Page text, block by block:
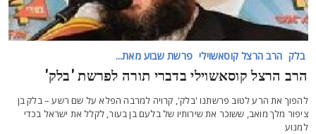
בלק הרב הרצל קוסאשוילי פרשת שבוע מאת...
הרצל קוסאשוילי בדברי תורה לפרשת 'בלק'
את הרע לטוב פרשתנו 'בלק', קרויה למרבה הפלא על שם רשע – בלק בן
מלך מואב, ששוכר את שירותיו של בלעם בן בעור, לקלל את ישראל בכדי